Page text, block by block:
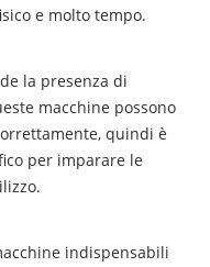
e molto tempo.
la presenza di
macchine possono
quindi è
per imparare le
indispensabili